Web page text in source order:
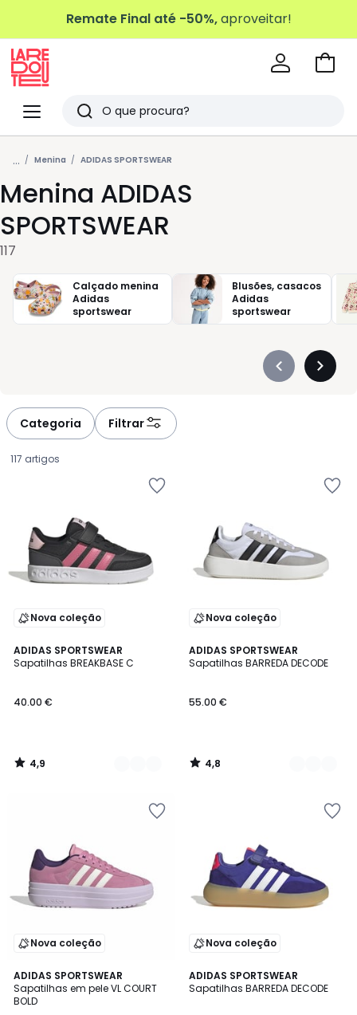
Remate Final até -50%,aproveitar!
Menu
Redoute
Pesquisar
Últimos
artigos
vistos
Ir
... Menina ADIDAS SPORTSWEAR
Menina ADIDAS
SPORTSWEAR
117
Calçado menina
Adidas
sportswear
Blusões, casacos
Adidas
sportswear
Précédent
Categoria Filtrar
117 artigos
Nova coleção
ADIDAS SPORTSWEAR
Sapatilhas BREAKBASE C
€.
40.00 €
4,9
/ 5
2
Cores
4,9
/
Nova coleção
ADIDAS SPORTSWEAR
Sapatilhas BARREDA DECODE
55.00 €
4,8
/ 5
2
Cores
4,8
/
Nova coleção
ADIDAS SPORTSWEAR
Sapatilhas em pele VL COURT
BOLD
4,9
/ 5
Nova coleção
ADIDAS SPORTSWEAR
Sapatilhas BARREDA DECODE
4,9
/ 5
2
Cores